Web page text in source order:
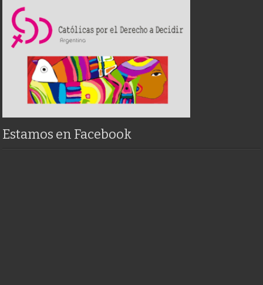
Estamos en Facebook